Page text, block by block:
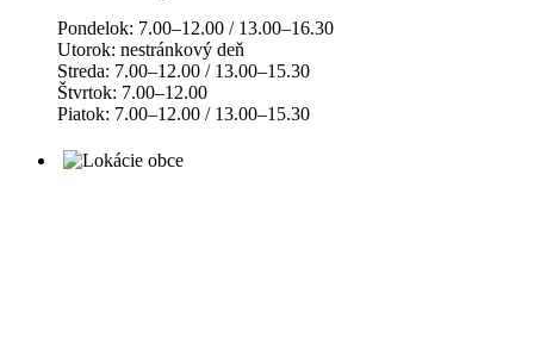
Pondelok: 7.00–12.00 / 13.00–16.30
Utorok: nestránkový deň
Streda: 7.00–12.00 / 13.00–15.30
Štvrtok: 7.00–12.00
Piatok: 7.00–12.00 / 13.00–15.30